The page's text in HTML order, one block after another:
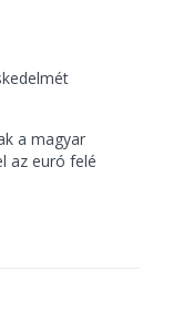
a magyar
az euró felé